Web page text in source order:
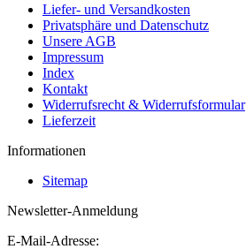
Liefer- und Versandkosten
Privatsphäre und Datenschutz
Unsere AGB
Impressum
Index
Kontakt
Widerrufsrecht & Widerrufsformular
Lieferzeit
Informationen
Sitemap
Newsletter-Anmeldung
E-Mail-Adresse: